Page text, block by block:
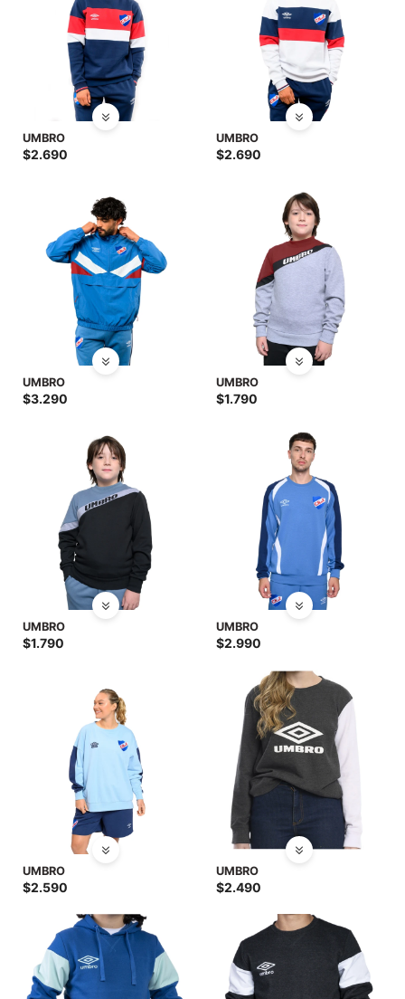
UMBRO
$2.690
UMBRO
$2.690
UMBRO
$3.290
UMBRO
$1.790
UMBRO
$1.790
UMBRO
$2.990
UMBRO
$2.590
UMBRO
$2.490